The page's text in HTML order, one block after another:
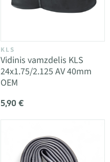
KLS
Vidinis vamzdelis KLS
24x1.75/2.125 AV 40mm
OEM
5,90 €